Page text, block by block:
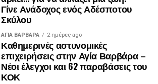
Γίνε Ανάδοχος ενός Αδέσποτου
Σκύλου
ΑΓΙΑ ΒΑΡΒΑΡΑ 2 ημέρες ago
Καθημερινές αστυνομικές
επιχειρήσεις στην Αγία Βαρβάρα –
Νέοι έλεγχοι και 62 παραβάσεις του
ΚΟΚ